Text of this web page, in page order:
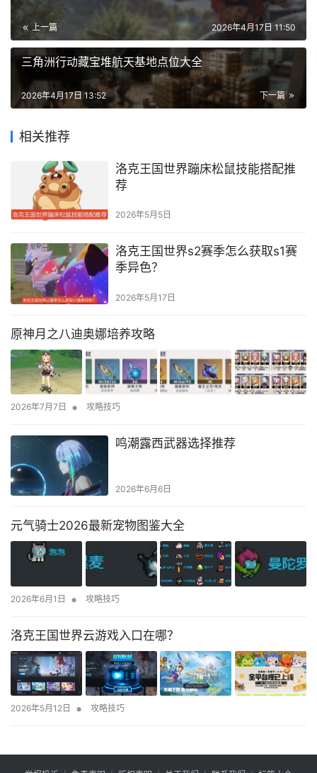
上一篇 2026年4月17日 11:50
三角洲行动藏宝堆航天基地点位大全
下一篇
2026年4月17日 13:52
相关推荐
洛克王国世界蹦床松鼠技能搭配推
荐
2026年5月5日
洛克王国世界s2赛季怎么获取s1赛
季异色？
2026年5月17日
原神月之八迪奥娜培养攻略
2026年7月7日 • 攻略技巧
鸣潮露西武器选择推荐
2026年6月6日
元气骑士2026最新宠物图鉴大全
2026年6月1日 • 攻略技巧
洛克王国世界云游戏入口在哪？
2026年5月12日 • 攻略技巧